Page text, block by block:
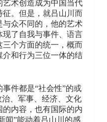
术创造成为中国当代
。但是，就吕山川而
众不同的，他的艺术
了自我与事件、语言
个方面的统一，概而
和行为三位一体的结
件都是“社会性”的或
、军事、经济、文化
内容，也有国际的内
闻”能动着吕山川的感